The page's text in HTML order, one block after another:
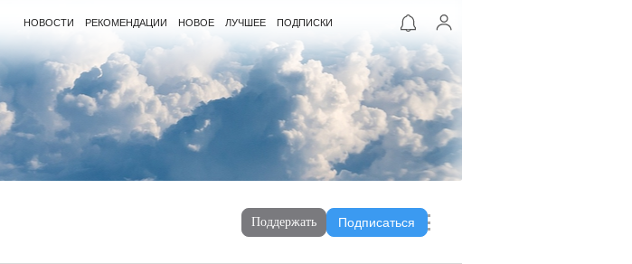
НОВОСТИ РЕКОМЕНДАЦИИ НОВОЕ ЛУЧШЕЕ ПОДПИСКИ
Поддержать Подписаться